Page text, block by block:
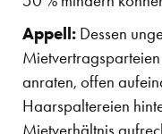
Appell: Dessen
anraten, offen
Haarspaltereien